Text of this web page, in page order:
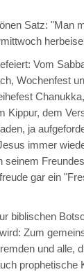
Satz: "Man
Vom
Wochenfest
Kippur, dem
ja
immer
seinem
gar ein
biblischen
Zum
und alle,
prophetische